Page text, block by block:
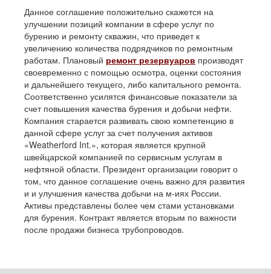
Данное соглашение положительно скажется на
улучшении позиций компании в сфере услуг по
бурению и ремонту скважин, что приведет к
увеличению количества подрядчиков по ремонтным
работам. Плановый ремонт резервуаров производят
своевременно с помощью осмотра, оценки состояния
и дальнейшего текущего, либо капитального ремонта.
Соответственно усилятся финансовые показатели за
счет повышения качества бурения и добычи нефти.
Компания старается развивать свою компетенцию в
данной сфере услуг за счет получения активов
«Weatherford Int.», которая является крупной
швейцарской компанией по сервисным услугам в
нефтяной области. Президент организации говорит о
том, что данное соглашение очень важно для развития
и и улучшения качества добычи на м-иях России.
Активы представлены более чем стами установками
для бурения. Контракт является вторым по важности
после продажи бизнеса трубопроводов.